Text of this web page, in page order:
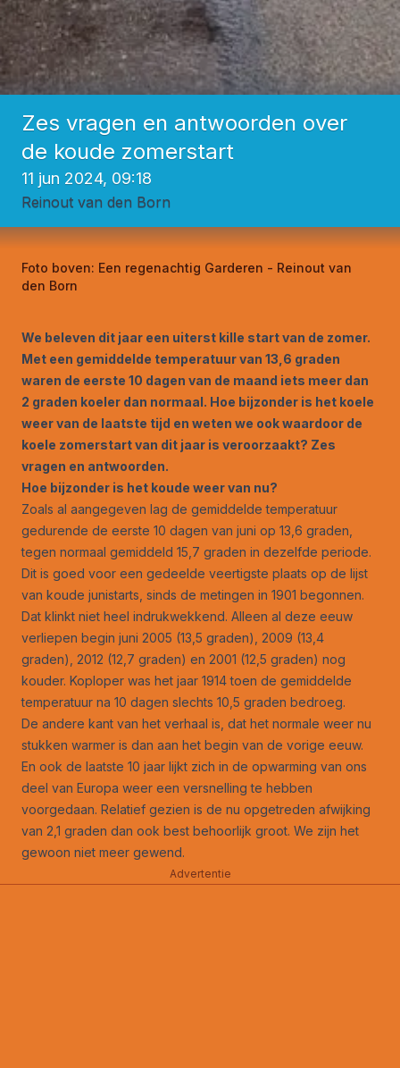
Zes vragen en antwoorden over
de koude zomerstart
11 jun 2024, 09:18
Reinout van den Born
Foto boven: Een regenachtig Garderen - Reinout van
den Born
We beleven dit jaar een uiterst kille start van de zomer.
Met een gemiddelde temperatuur van 13,6 graden
waren de eerste 10 dagen van de maand iets meer dan
2 graden koeler dan normaal. Hoe bijzonder is het koele
weer van de laatste tijd en weten we ook waardoor de
koele zomerstart van dit jaar is veroorzaakt? Zes
vragen en antwoorden.
Hoe bijzonder is het koude weer van nu?
Zoals al aangegeven lag de gemiddelde temperatuur
gedurende de eerste 10 dagen van juni op 13,6 graden,
tegen normaal gemiddeld 15,7 graden in dezelfde periode.
Dit is goed voor een gedeelde veertigste plaats op de lijst
van koude junistarts, sinds de metingen in 1901 begonnen.
Dat klinkt niet heel indrukwekkend. Alleen al deze eeuw
verliepen begin juni 2005 (13,5 graden), 2009 (13,4
graden), 2012 (12,7 graden) en 2001 (12,5 graden) nog
kouder. Koploper was het jaar 1914 toen de gemiddelde
temperatuur na 10 dagen slechts 10,5 graden bedroeg.
De andere kant van het verhaal is, dat het normale weer nu
stukken warmer is dan aan het begin van de vorige eeuw.
En ook de laatste 10 jaar lijkt zich in de opwarming van ons
deel van Europa weer een versnelling te hebben
voorgedaan. Relatief gezien is de nu opgetreden afwijking
van 2,1 graden dan ook best behoorlijk groot. We zijn het
gewoon niet meer gewend.
Advertentie